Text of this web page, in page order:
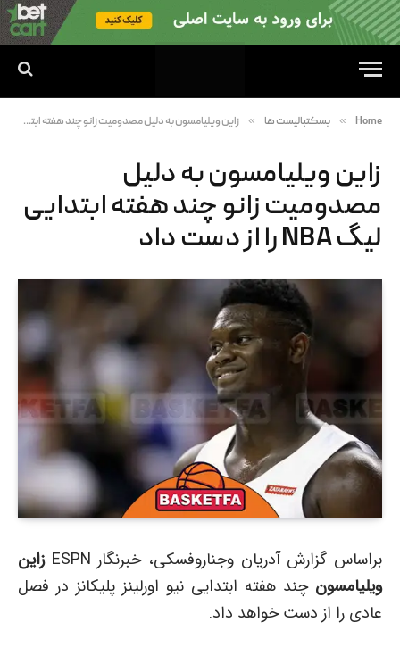
Home
» بسکتبالیست ها » زاین ویلیامسون به دلیل مصدومیت زانو چند هفته ابتدایی لیگ NBA را از دست داد
زاین ویلیامسون به دلیل
مصدومیت زانو چند هفته ابتدایی
لیگ NBA را از دست داد
براساس گزارش آدریان وجناروفسکی، خبرنگار ESPN
زاین
ویلیامسون چند هفته ابتدایی نیو اورلینز پلیکانز در فصل
عادی را از دست خواهد داد.